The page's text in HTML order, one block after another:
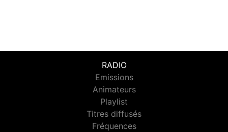
RADIO
Emissions
Animateurs
Playlist
Titres diffusés
Fréquences